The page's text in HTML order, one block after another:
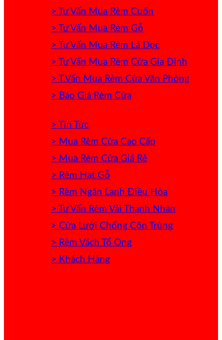
> Tư Vấn Mua Rèm Cuốn
> Tư Vấn Mua Rèm Gỗ
> Tư Vấn Mua Rèm Lá Dọc
> Tư Vấn Mua Rèm Cửa Gia Đình
> T.Vấn Mua Rèm Cửa Văn Phòng
> Báo Giá Rèm Cửa
> Tin Tức
> Mua Rèm Cửa Cao Cấp
> Mua Rèm Cửa Giá Rẻ
> Rèm Hạt Gỗ
> Rèm Ngăn Lạnh Điều Hòa
> Tư Vấn Rèm Vải Thanh Nhàn
> Cửa Lưới Chống Côn Trùng
> Rèm Vách Tổ Ong
> Khách Hàng